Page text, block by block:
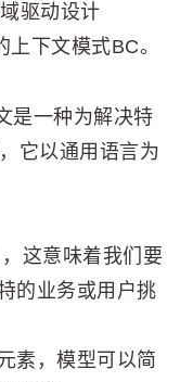
驱动设计
上下文模式BC。
是一种为解决特
它以通用语言为
这意味着我们要
的业务或用户挑
素，模型可以简